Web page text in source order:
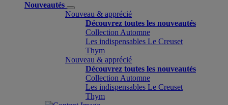
Nouveautés
Nouveau & apprécié
Découvrez toutes les nouveautés
Collection Automne
Les indispensables Le Creuset
Thym
Nouveau & apprécié
Découvrez toutes les nouveautés
Collection Automne
Les indispensables Le Creuset
Thym